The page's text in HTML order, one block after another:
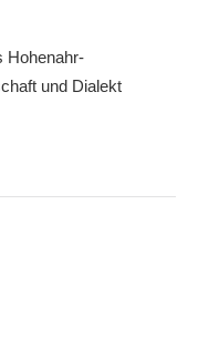
Hohenahr-
und Dialekt